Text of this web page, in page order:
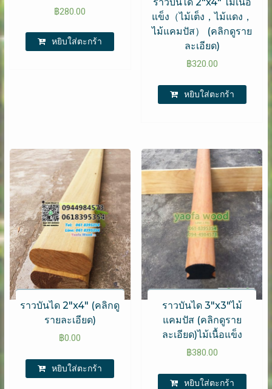
฿280.00
หยิบใส่ตะกร้า
ราวบันได 2″x4″ ไม้เนื้อ
แข็ง（ไม้เต็ง，ไม้แดง，
ไม้แคมปัส） (คลิกดูราย
ละเอียด)
฿320.00
หยิบใส่ตะกร้า
ราวบันได 2″x4″ (คลิกดู
รายละเอียด)
฿0.00
หยิบใส่ตะกร้า
ราวบันได 3″x3″ไม้
แคมปัส (คลิกดูราย
ละเอียด)ไม้เนื้อแข็ง
฿380.00
หยิบใส่ตะกร้า